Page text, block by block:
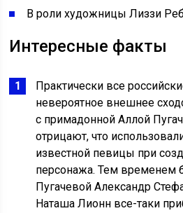
В роли художницы Лиззи
Интересные факты
Практически все
невероятное внешнее
с примадонной Аллой
отрицают, что
известной певицы при
персонажа. Тем временем
Пугачевой Александр
Наташа Лионн все-таки